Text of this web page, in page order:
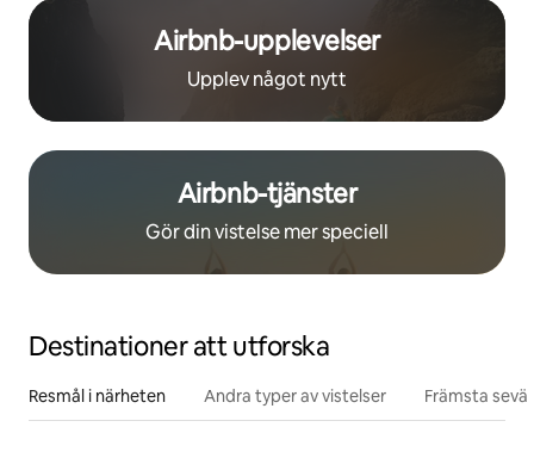
Airbnb-upplevelser
Upplev något nytt
Airbnb-tjänster
Gör din vistelse mer speciell
Destinationer att utforska
Resmål i närheten Andra typer av vistelser Främsta